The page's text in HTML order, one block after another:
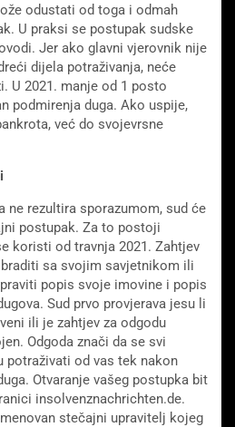
odustati od toga i odmah
U praksi se postupak sudske
Jer ako glavni vjerovnik nije
dijela potraživanja, neće
U 2021. manje od 1 posto
podmirenja duga. Ako uspije,
već do svojevrsne
ne rezultira sporazumom, sud će
postupak. Za to postoji
koristi od travnja 2021. Zahtjev
sa svojim savjetnikom ili
popis svoje imovine i popis
Sud prvo provjerava jesu li
ili je zahtjev za odgodu
Odgoda znači da se svi
​​od vas tek nakon
Otvaranje vašeg postupka bit
insolvenznachrichten.de.
stečajni upravitelj kojeg